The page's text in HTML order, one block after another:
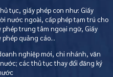
tục, giấy phép con như: Giấy
nước ngoài, cấp phép tạm trú cho
trung tâm ngoại ngữ, Giấy
phép quảng cáo…
nghiệp mới, chi nhánh, văn
các thủ tục thay đổi đăng ký